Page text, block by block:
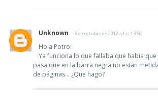
Unknown 5 de octubre de 2012 a las 13:50
Hola Potro:
Ya funciona lo que fallaba que habia
pasa que en la barra negra no estan
de páginas... ¿Que hago?